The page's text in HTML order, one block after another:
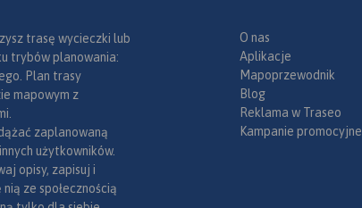
trasę wycieczki lub
trybów planowania:
Plan trasy
mapowym z
zaplanowaną
użytkowników.
opisy, zapisuj i
ze społecznością
O nas
Aplikacje
Mapoprzewodnik
Blog
Reklama w Traseo
Kampanie promocyjne